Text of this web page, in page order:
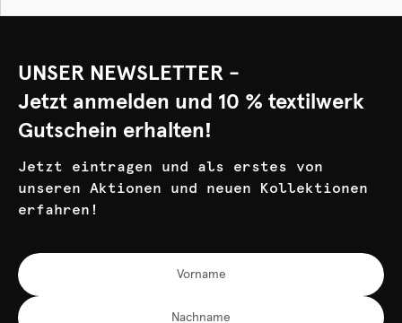
UNSER NEWSLETTER -
Jetzt anmelden und 10 % textilwerk
Gutschein erhalten!
Jetzt eintragen und als erstes von
unseren Aktionen und neuen Kollektionen
erfahren!